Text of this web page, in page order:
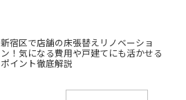
新宿区で店舗の床張替えリノベーショ
ン！気になる費用や戸建てにも活かせる
ポイント徹底解説